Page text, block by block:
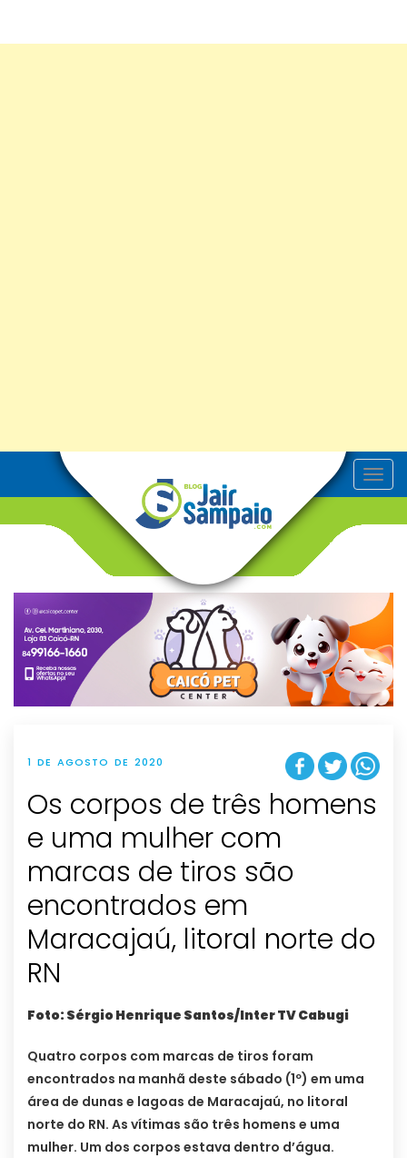
T
o
v
g
t
i
o
n
1 DE AGOSTO DE 2020
Os corpos de três homens
e uma mulher com
marcas de tiros são
encontrados em
Maracajaú, litoral norte do
RN
Foto: Sérgio Henrique Santos/Inter TV Cabugi
Quatro corpos com marcas de tiros foram
encontrados na manhã deste sábado (1º) em uma
área de dunas e lagoas de Maracajaú, no litoral
norte do RN. As vítimas são três homens e uma
mulher. Um dos corpos estava dentro d’água.